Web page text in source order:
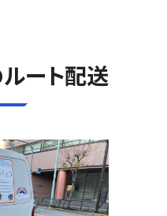
ート配送